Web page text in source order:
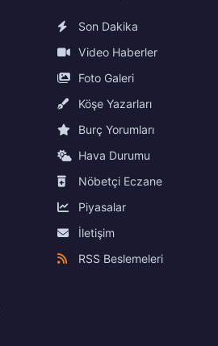
Son Dakika
Video Haberler
Foto Galeri
Köşe Yazarları
Burç Yorumları
Hava Durumu
Nöbetçi Eczane
Piyasalar
İletişim
RSS Beslemeleri